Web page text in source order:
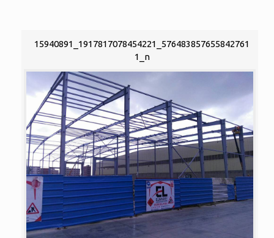
15940891_1917817078454221_576483857655842761
1_n